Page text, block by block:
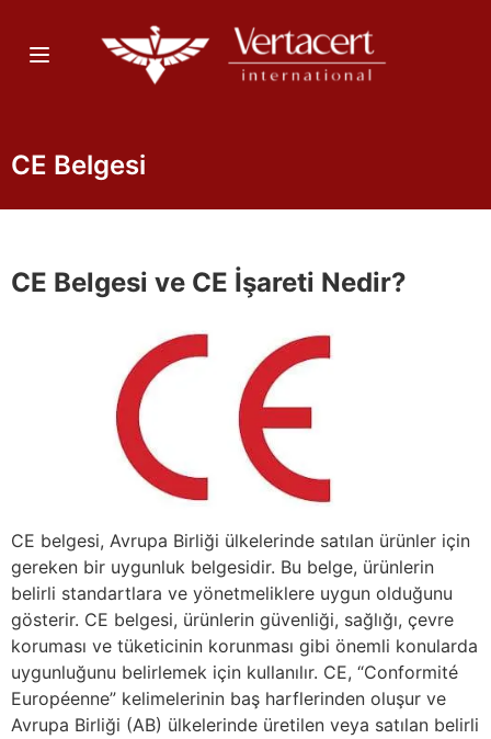
CE Belgesi
CE Belgesi ve CE İşareti Nedir?
CE belgesi, Avrupa Birliği ülkelerinde satılan ürünler için
gereken bir uygunluk belgesidir. Bu belge, ürünlerin
belirli standartlara ve yönetmeliklere uygun olduğunu
gösterir. CE belgesi, ürünlerin güvenliği, sağlığı, çevre
koruması ve tüketicinin korunması gibi önemli konularda
uygunluğunu belirlemek için kullanılır. CE, “Conformité
Européenne” kelimelerinin baş harflerinden oluşur ve
Avrupa Birliği (AB) ülkelerinde üretilen veya satılan belirli